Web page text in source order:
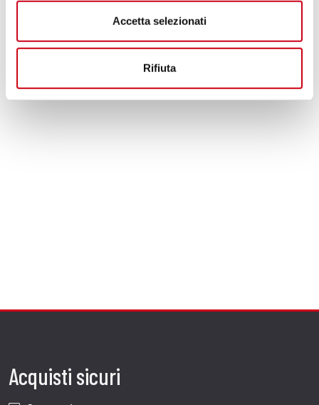
Accetta selezionati
Rifiuta
Acquisti sicuri